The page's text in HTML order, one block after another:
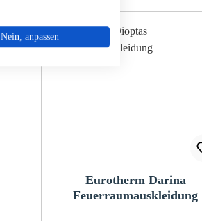
Eurotherm Darina
Feuerraumauskleidung
Nein, anpassen